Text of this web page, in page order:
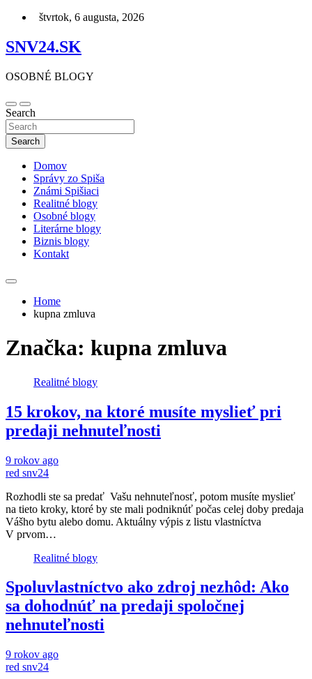
Skip
content
štvrtok, 6 augusta, 2026
SNV24.SK
OSOBNÉ BLOGY
Search
Search
Domov
Správy zo Spiša
Známi Spišiaci
Realitné blogy
Osobné blogy
Literárne blogy
Biznis blogy
Kontakt
Home
kupna zmluva
Značka: kupna zmluva
Realitné blogy
15 krokov, na ktoré musíte myslieť pri
predaji nehnuteľnosti
9 rokov ago
red snv24
Rozhodli ste sa predať Vašu nehnuteľnosť, potom musíte myslieť
na tieto kroky, ktoré by ste mali podniknúť počas celej doby predaja
Vášho bytu alebo domu. Aktuálny výpis z listu vlastníctva
V prvom…
Realitné blogy
Spoluvlastníctvo ako zdroj nezhôd: Ako
sa dohodnúť na predaji spoločnej
nehnuteľnosti
9 rokov ago
red snv24